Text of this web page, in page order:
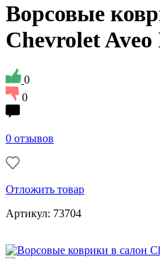
Ворсовые
Chevrolet Aveo
0
0
0 отзывов
Отложить товар
Артикул: 73704